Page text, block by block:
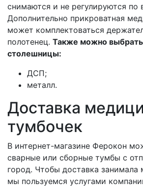
снимаются и не регулируются по
Дополнительно прикроватная
может комплектоваться
полотенец. Также можно
столешницы:
ДСП;
металл.
Доставка
тумбочек
В интернет-магазине Ферокон
сварные или сборные тумбы с
город. Чтобы доставка
мы пользуемся услугами